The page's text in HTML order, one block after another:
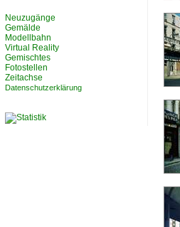
Neuzugänge
Gemälde
Modellbahn
Virtual Reality
Gemischtes
Fotostellen
Zeitachse
Datenschutzerklärung